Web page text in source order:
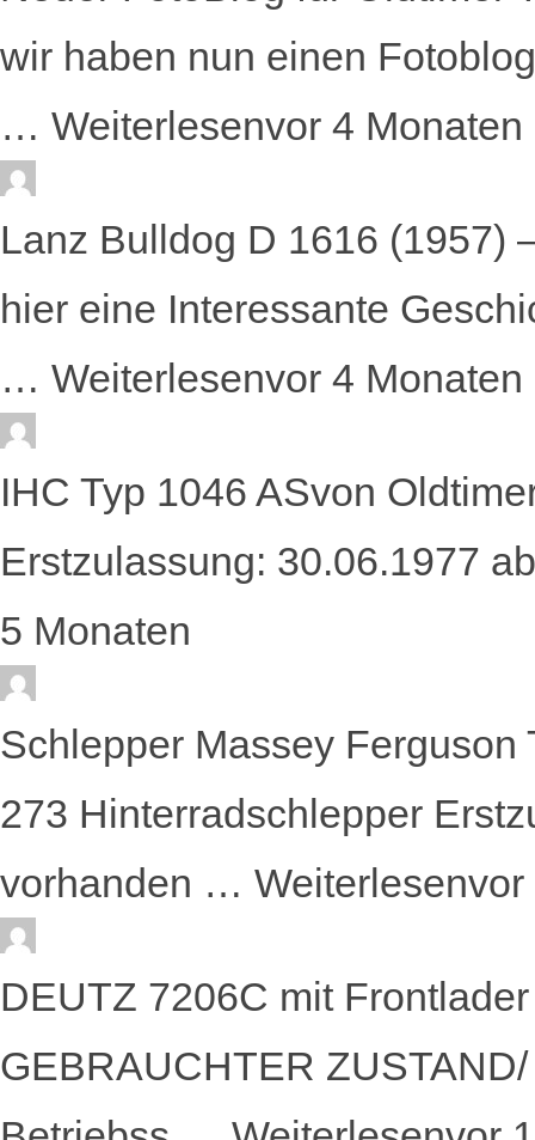
wir haben nun einen
… Weiterlesenvor 4 Monaten
Lanz Bulldog D 1616 (1957)
hier eine Interessante
… Weiterlesenvor 4 Monaten
IHC Typ 1046 ASvon
Erstzulassung: 30.06.1977
5 Monaten
Schlepper Massey
273 Hinterradschlepper
vorhanden … Weiterlesenvor
DEUTZ 7206C mit
GEBRAUCHTER